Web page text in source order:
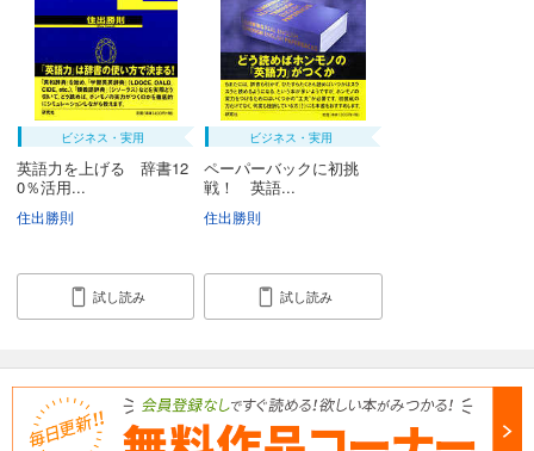
ビジネス・実用
英語力を上げる 辞書12
0％活用...
住出勝則
試し読み
ビジネス・実用
ペーパーバックに初挑
戦！ 英語...
住出勝則
試し読み